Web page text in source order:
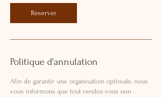
Réserver
Politique d'annulation
Afin de garantir une organisation optimale, nous
vous informons que tout rendez-vous non